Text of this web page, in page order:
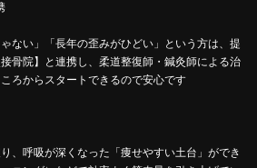
ない」「長年の歪みがひどい」という方は、提
骨院】と連携し、柔道整復師・鍼灸師による治
ろからスタートできるので安心です
、呼吸が深くなった「痩せやすい土台」ができ